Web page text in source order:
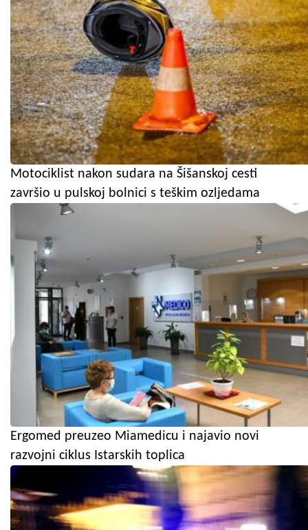
Motociklist nakon sudara na Šišanskoj cesti
završio u pulskoj bolnici s teškim ozljedama
Ergomed preuzeo Miamedicu i najavio novi
razvojni ciklus Istarskih toplica